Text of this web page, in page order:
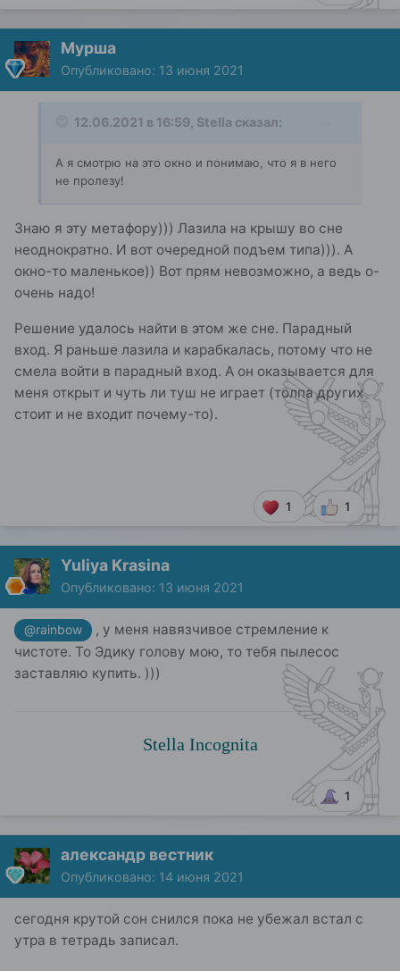
Мурша
Опубликовано: 13 июня 2021
12.06.2021 в 16:59, Stella сказал:
А я смотрю на это окно и понимаю, что я в него
не пролезу!
Знаю я эту метафору))) Лазила на крышу во сне
неоднократно. И вот очередной подъем типа))). А
окно-то маленькое)) Вот прям невозможно, а ведь о-
очень надо!
Решение удалось найти в этом же сне. Парадный
вход. Я раньше лазила и карабкалась, потому что не
смела войти в парадный вход. А он оказывается для
меня открыт и чуть ли туш не играет (толпа других
стоит и не входит почему-то).
1 1
Yuliya Krasina
Опубликовано: 13 июня 2021
@rainbow
, у меня навязчивое стремление к
чистоте. То Эдику голову мою, то тебя пылесос
заставляю купить. )))
1
Stella Incognita
александр вестник
Опубликовано: 14 июня 2021
сегодня крутой сон снился пока не убежал встал с
утра в тетрадь записал.